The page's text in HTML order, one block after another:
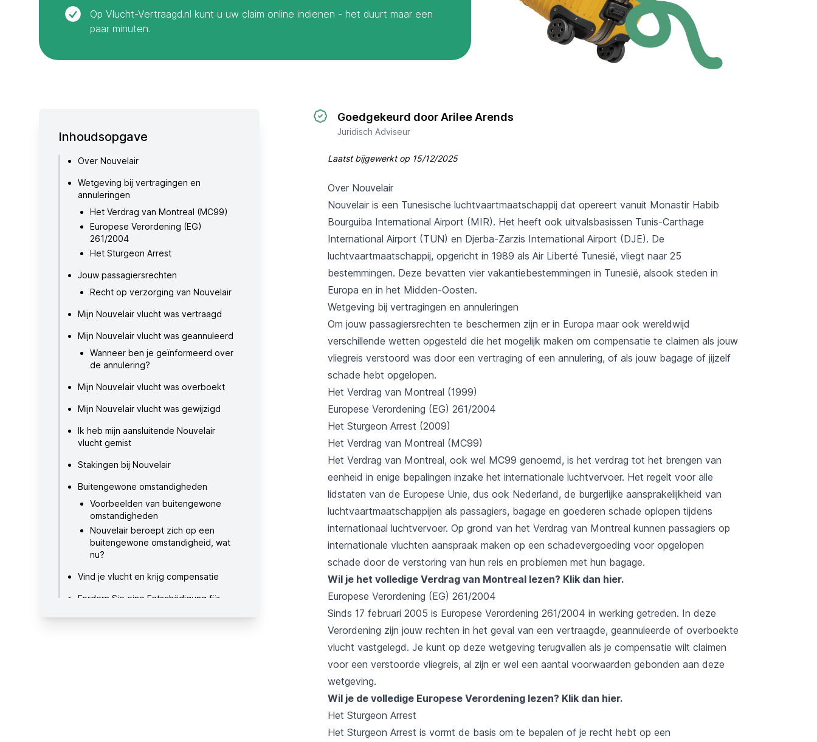
Op Vlucht-Vertraagd.nl kunt u uw claim online indienen - het duurt maar een
paar minuten.
Inhoudsopgave
Over Nouvelair
Wetgeving bij vertragingen en
annuleringen
Het Verdrag van Montreal (MC99)
Europese Verordening (EG)
261/2004
Het Sturgeon Arrest
Jouw passagiersrechten
Recht op verzorging van Nouvelair
Mijn Nouvelair vlucht was vertraagd
Mijn Nouvelair vlucht was geannuleerd
Wanneer ben je geïnformeerd over
de annulering?
Mijn Nouvelair vlucht was overboekt
Mijn Nouvelair vlucht was gewijzigd
Ik heb mijn aansluitende Nouvelair
vlucht gemist
Stakingen bij Nouvelair
Buitengewone omstandigheden
Voorbeelden van buitengewone
omstandigheden
Nouvelair beroept zich op een
buitengewone omstandigheid, wat
nu?
Vind je vlucht en krijg compensatie
Fordern Sie eine Entschädigung für
Goedgekeurd door Arilee Arends
Juridisch Adviseur
Laatst bijgewerkt op 15/12/2025
Over Nouvelair
Nouvelair is een Tunesische luchtvaartmaatschappij dat opereert vanuit Monastir Habib
Bourguiba International Airport (MIR). Het heeft ook uitvalsbasissen Tunis-Carthage
International Airport (TUN) en Djerba-Zarzis International Airport (DJE). De
luchtvaartmaatschappij, opgericht in 1989 als Air Liberté Tunesië, vliegt naar 25
bestemmingen. Deze bevatten vier vakantiebestemmingen in Tunesië, alsook steden in
Europa en in het Midden-Oosten.
Wetgeving bij vertragingen en annuleringen
Om jouw passagiersrechten te beschermen zijn er in Europa maar ook wereldwijd
verschillende wetten opgesteld die het mogelijk maken om compensatie te claimen als jouw
vliegreis verstoord was door een vertraging of een annulering, of als jouw bagage of jijzelf
schade hebt opgelopen.
Het Verdrag van Montreal (1999)
Europese Verordening (EG) 261/2004
Het Sturgeon Arrest (2009)
Het Verdrag van Montreal (MC99)
Het Verdrag van Montreal, ook wel MC99 genoemd, is het verdrag tot het brengen van
eenheid in enige bepalingen inzake het internationale luchtvervoer. Het regelt voor alle
lidstaten van de Europese Unie, dus ook Nederland, de burgerlijke aansprakelijkheid van
luchtvaartmaatschappijen als passagiers, bagage en goederen schade oplopen tijdens
internationaal luchtvervoer. Op grond van het Verdrag van Montreal kunnen passagiers op
internationale vluchten aanspraak maken op een schadevergoeding voor opgelopen
schade door de verstoring van hun reis en problemen met hun bagage.
Wil je het volledige Verdrag van Montreal lezen? Klik dan hier.
Europese Verordening (EG) 261/2004
Sinds 17 februari 2005 is Europese Verordening 261/2004 in werking getreden. In deze
Verordening zijn jouw rechten in het geval van een vertraagde, geannuleerde of overboekte
vlucht vastgelegd. Je kunt op deze wetgeving terugvallen als je compensatie wilt claimen
voor een verstoorde vliegreis, al zijn er wel een aantal voorwaarden gebonden aan deze
wetgeving.
Wil je de volledige Europese Verordening lezen? Klik dan hier.
Het Sturgeon Arrest
Het Sturgeon Arrest is vormt de basis om te bepalen of je recht hebt op een